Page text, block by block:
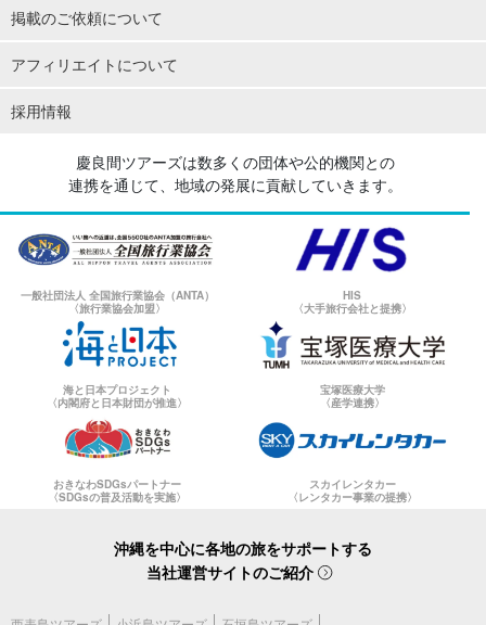
掲載のご依頼について
アフィリエイトについて
採用情報
慶良間ツアーズは数多くの団体や公的機関との
連携を通じて、地域の発展に貢献していきます。
一般社団法人 全国旅行業協会（ANTA）
〈旅行業協会加盟〉
HIS
〈大手旅行会社と提携〉
海と日本プロジェクト
〈内閣府と日本財団が推進〉
宝塚医療大学
〈産学連携〉
おきなわSDGsパートナー
〈SDGsの普及活動を実施〉
スカイレンタカー
〈レンタカー事業の提携〉
沖縄を中心に各地の旅をサポートする
当社運営サイトのご紹介